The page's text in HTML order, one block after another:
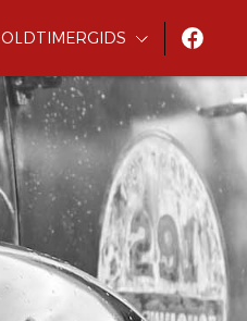
OLDTIMERGIDS